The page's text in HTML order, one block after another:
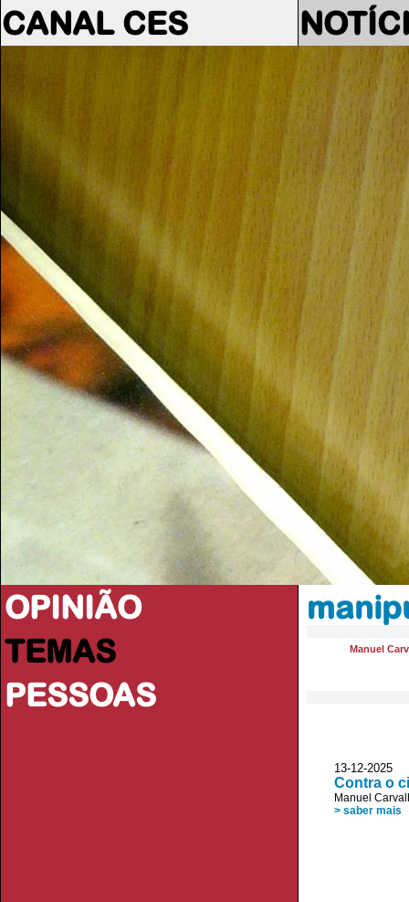
CANAL CES
OPINIÃO
TEMAS
PESSOAS
Manuel
13-12-2025
Contra o
Manuel
> saber mais